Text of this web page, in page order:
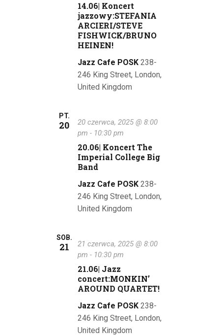
i
w
n
i
w
i
d
o
h
14.06| Koncert
jazzowy:STEFANIA
ARCIERI/STEVE
FISHWICK/BRUNO
HEINEN!
Jazz Cafe POSK 238-
246 King Street, London,
United Kingdom
PT.
20
20.06| Koncert The
Imperial College Big
Band
20 czerwca, 2025 @ 8:00
pm - 10:30 pm
Jazz Cafe POSK 238-
246 King Street, London,
United Kingdom
SOB.
21
21.06| Jazz
concert:MONKIN’
AROUND QUARTET!
21 czerwca, 2025 @ 8:00
pm - 10:30 pm
Jazz Cafe POSK 238-
246 King Street, London,
United Kingdom